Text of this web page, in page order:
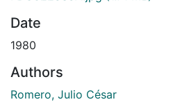
Date
1980
Authors
Romero, Julio César